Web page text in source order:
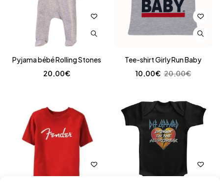
Pyjama bébé Rolling Stones
20,00€
Tee-shirt Girly Run Baby
20,00€
10,00€